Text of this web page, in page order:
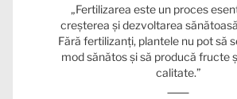
„Fertilizarea este un proces
creșterea și dezvoltarea
Fără fertilizanți, plantele nu pot să
mod sănătos și să producă fructe
calitate.”